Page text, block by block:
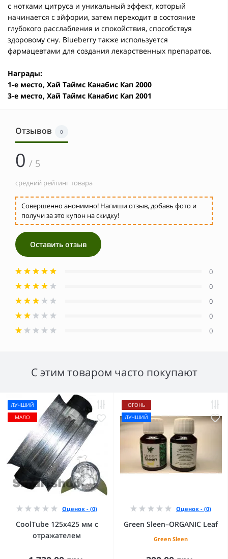
с нотками цитруса и уникальный эффект, который
начинается с эйфории, затем переходит в состояние
глубокого расслабления и спокойствия, способствуя
здоровому сну. Blueberry также используется
фармацевтами для создания лекарственных препаратов.
Награды:
1-е место, Хай Таймс Канабис Кап 2000
3-е место, Хай Таймс Канабис Кап 2001
Отзывов 0
0 / 5
средний рейтинг товара
Совершенно анонимно! Напиши отзыв, добавь фото и
получи за это купон на скидку!
Оставить отзыв
0
0
0
0
0
С этим товаром часто покупают
ЛУЧШИЙ
МАЛО
Оценок - (0)
CoolTube 125х425 мм с
отражателем
ОГОНЬ
ЛУЧШИЙ
Оценок - (0)
Green Sleen–ORGANIC Leaf
Green Sleen